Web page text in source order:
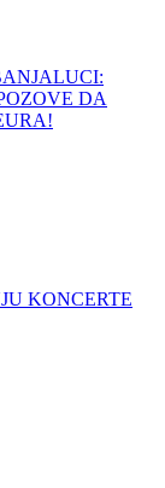
DA
KONCERTE